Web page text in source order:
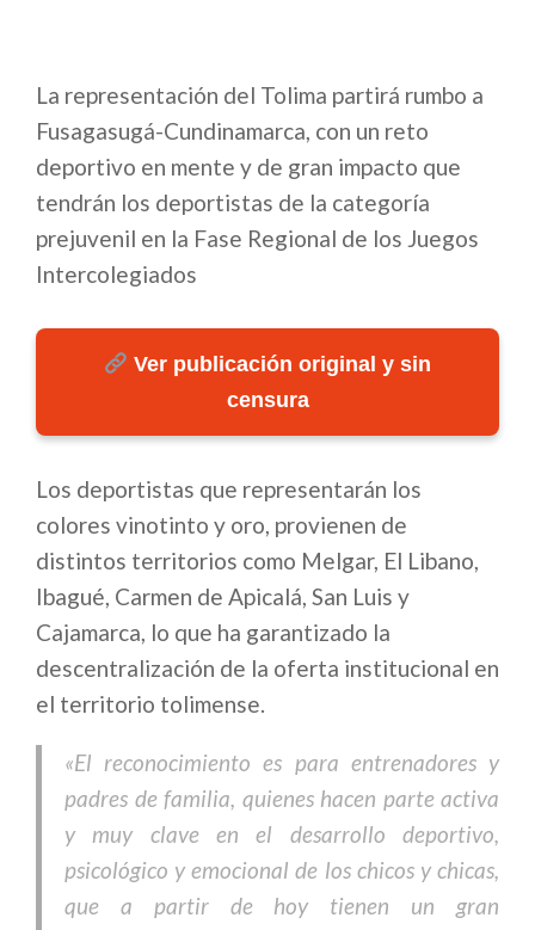
La representación del Tolima partirá rumbo a
Fusagasugá-Cundinamarca, con un reto
deportivo en mente y de gran impacto que
tendrán los deportistas de la categoría
prejuvenil en la Fase Regional de los Juegos
Intercolegiados
Ver publicación original y sin
censura
Los deportistas que representarán los
colores vinotinto y oro, provienen de
distintos territorios como Melgar, El Libano,
Ibagué, Carmen de Apicalá, San Luis y
Cajamarca, lo que ha garantizado la
descentralización de la oferta institucional en
el territorio tolimense.
«El reconocimiento es para entrenadores y
padres de familia, quienes hacen parte activa
y muy clave en el desarrollo deportivo,
psicológico y emocional de los chicos y chicas,
que a partir de hoy tienen un gran